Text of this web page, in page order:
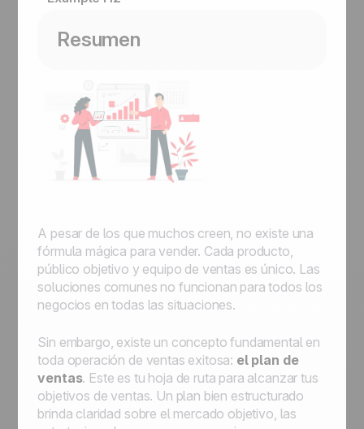
Resumen
A pesar de los que muchos creen, no existe una
fórmula mágica para vender. Cada producto,
público objetivo y equipo de ventas es único. Las
soluciones comunes no funcionan para todos los
negocios en todas las situaciones.
Sin embargo, existe un concepto fundamental en
toda operación de ventas exitosa: el plan de
ventas. Este es tu hoja de ruta para alcanzar tus
objetivos de ventas. Un plan bien estructurado
brinda claridad sobre el mercado objetivo, las